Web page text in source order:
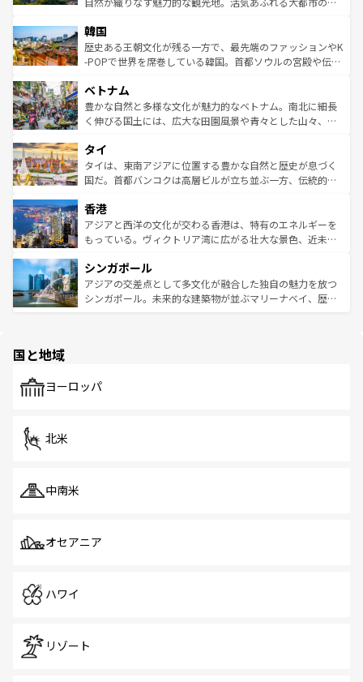
ワイを、存分に味わってほしい。 なお、新着のハワイ情報
はコンテンツ一覧を参照してほしい。
いる。アクティビティも充実しており、サーフィンやダイ
ビング、ハイキングなど、アウトドア好きにはたまらな
い。オーストラリアの多彩な魅力を存分に味わいつくそ
参照してほしい。
ン）、静ひつな山岳地帯である台湾東部など、都市の喧騒
と山間の静けさが共存しており、訪れる人に新しい発見と
驚きをもたらしてくれる。また、奥深い台湾の食文化も魅
容にもいいと評判のスイーツなど、バラエティ豊かな料理
が味わえる。 なお、新着の台湾情報は コンテンツ一覧を参
照してほしい。
韓国
歴史ある王朝文化が残る一方で、最先端のファッションやK
-POPで世界を席巻している韓国。首都ソウルの宮殿や伝統
き、地方に足を延ばせば四季折々の自然美を楽しむことが
できる。そして、キムチや焼肉、絶品のストリートフード
まで、さまざまな韓国料理が待っている。夜には、韓国な
リティに包まれながら、韓国の多彩な魅力を心ゆくまで味
わってみてほしい。 なお、新着の韓国情報はコンテンツ一
覧を参照してほしい。
ベトナム
豊かな自然と多様な文化が魅力的なベトナム。南北に細長
く伸びる国土には、広大な田園風景や青々とした山々、世
急速な発展と共に伝統が息づく。ハノイの古い町並みやホ
ーチミン市のフランス統治時代の建物も、独特の雰囲気を
醸し出している。また、バラエティの豊かさとおいしさで
とつ。フォーやバインミー、ベトナムコーヒーなどは、ぜ
ひ現地で味わいたい。どの地域を訪れてもあたたかい人々
が旅行者を迎えてくれるので、きっと忘れられない旅にな
参照してほしい。
タイ
タイは、東南アジアに位置する豊かな自然と歴史が息づく
国だ。首都バンコクは高層ビルが立ち並ぶ一方、伝統的な
の活気が交差している。北部ではチェンマイなどの山岳地
帯で自然と触れ合い、南部ではプーケットやクラビの美し
いビーチでリゾート気分を楽しむことができる。タイ料理
激する。気候は一年中温暖で、どの季節にも異なる楽しみ
が待っている。親しみやすいタイの人々、仏教を中心とし
た文化、そして多様な観光資源が、訪れる旅人を魅了し続
香港
アジアと西洋の文化が交わる香港は、特有のエネルギーを
もっている。ヴィクトリア湾に広がる壮大な景色、近未来
み、どこを訪れても感動するはず。観光スポットが密集し
ており、効率よく見どころを回れるのも魅力。息をのむよ
うな絶景から文化的な体験まで、香港を存分に楽しみ尽く
シンガポール
アジアの交差点として多文化が融合した独自の魅力を放つ
シンガポール。未来的な建築物が並ぶマリーナベイ、歴史
で、ホーカーズは地元の風情を楽しめる外せないスポット
国と地域
ヨーロッパ
北米
中南米
オセアニア
ハワイ
リゾート